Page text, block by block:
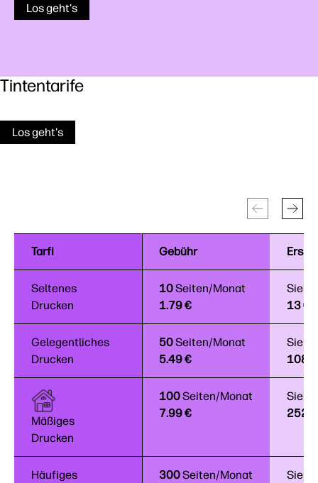
Los geht's
Tintentarife
Los geht's
Tarfi
Seltenes
Drucken
Gelegentliches
Drucken
Mäßiges
Drucken
Häufiges
Gebühr
10Seiten/Monat
1.79 €
50Seiten/Monat
5.49 €
100Seiten/Monat
7.99 €
300Seiten/Monat
Sie
13 €/
Sie
108
Sie
252
Sie
Tarfi
Seltenes
Drucken
Gelegentliches
Drucken
Mäßiges
Drucken
Häufiges